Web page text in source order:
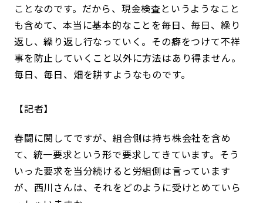
ことなのです。だから、現金検査というようなこと
も含めて、本当に基本的なことを毎日、毎日、繰り
返し、繰り返し行なっていく。その癖をつけて不祥
事を防止していくこと以外に方法はあり得ません。
毎日、毎日、畑を耕すようなものです。
記者
春闘に関してですが、組合側は持ち株会社を含め
て、統一要求という形で要求してきています。そう
いった要求を当分続けると労組側は言っています
が、西川さんは、それをどのように受けとめていら